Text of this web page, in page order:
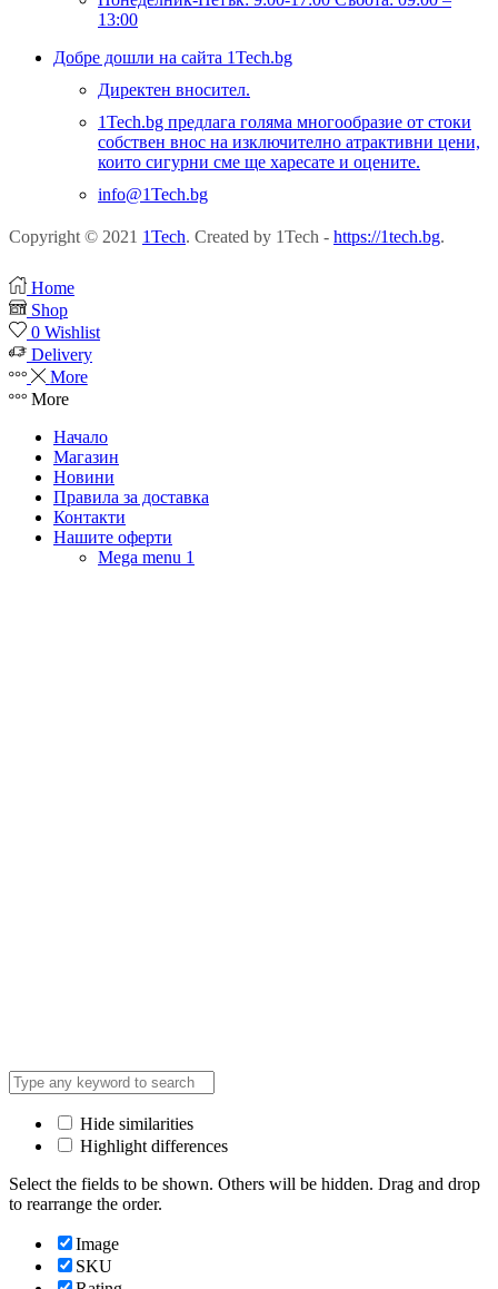
13:00
Добре дошли на сайта 1Tech.bg
Директен вносител.
1Tech.bg предлага голяма многообразие от стоки
собствен внос на изключително атрактивни цени,
които сигурни сме ще харесате и оцените.
info@1Tech.bg
Copyright © 2021 1Tech. Created by 1Tech - https://1tech.bg.
Home
Shop
0 Wishlist
Delivery
More
More
Начало
Магазин
Новини
Правила за доставка
Контакти
Нашите оферти
Mega menu 1
Hide similarities
Highlight differences
Select the fields to be shown. Others will be hidden. Drag and drop
to rearrange the order.
Image
SKU